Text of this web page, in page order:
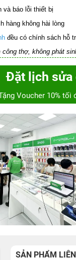
và báo lỗi thiết bị
hàng không hài lòng
đều có chính sách hỗ
công thợ, không phát
Đặt lịch sửa
Voucher 10% tối
SẢN PHẨM